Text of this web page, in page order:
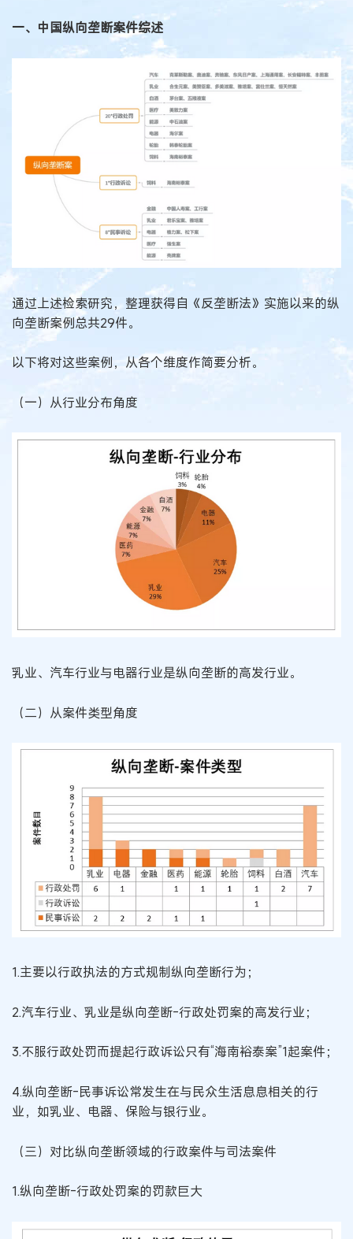
一、中国纵向垄断案件综述
通过上述检索研究，整理获得自《反垄断法》实施以来的纵
向垄断案例总共29件。
以下将对这些案例，从各个维度作简要分析。
（一）从行业分布角度
乳业、汽车行业与电器行业是纵向垄断的高发行业。
（二）从案件类型角度
1.主要以行政执法的方式规制纵向垄断行为；
2.汽车行业、乳业是纵向垄断-行政处罚案的高发行业；
3.不服行政处罚而提起行政诉讼只有“海南裕泰案”1起案件；
4.纵向垄断-民事诉讼常发生在与民众生活息息相关的行
业，如乳业、电器、保险与银行业。
（三）对比纵向垄断领域的行政案件与司法案件
1.纵向垄断-行政处罚案的罚款巨大